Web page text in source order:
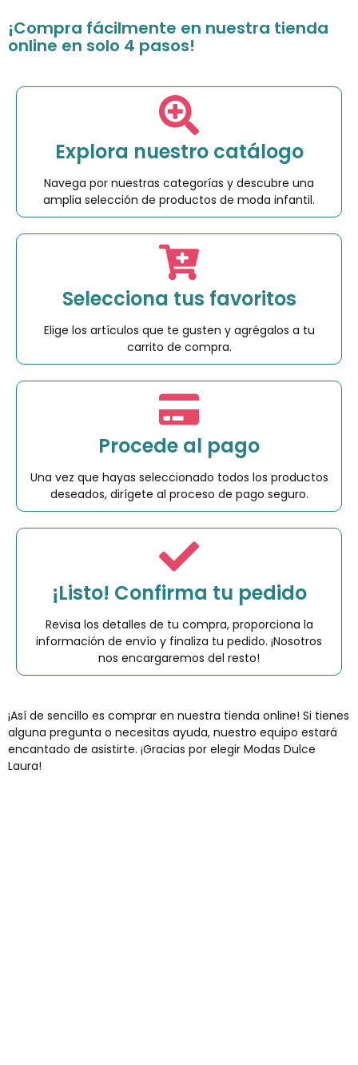
¡Compra fácilmente en nuestra tienda
online en solo 4 pasos!
Explora nuestro catálogo
Navega por nuestras categorías y descubre una
amplia selección de productos de moda infantil.
Selecciona tus favoritos
Elige los artículos que te gusten y agrégalos a tu
carrito de compra.
Procede al pago
Una vez que hayas seleccionado todos los productos
deseados, dirígete al proceso de pago seguro.
¡Listo! Confirma tu pedido
Revisa los detalles de tu compra, proporciona la
información de envío y finaliza tu pedido. ¡Nosotros
nos encargaremos del resto!
¡Así de sencillo es comprar en nuestra tienda online! Si tienes
alguna pregunta o necesitas ayuda, nuestro equipo estará
encantado de asistirte. ¡Gracias por elegir Modas Dulce
Laura!